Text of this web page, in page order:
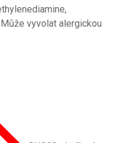
vyvolat alergickou